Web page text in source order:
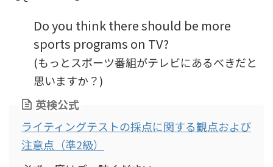
Do you think there should be more
sports programs on TV?
(もっとスポーツ番組がテレビにあるべきだと
思いますか？)
英検公式
ライティングテストの採点に関する観点および
注意点（準2級）